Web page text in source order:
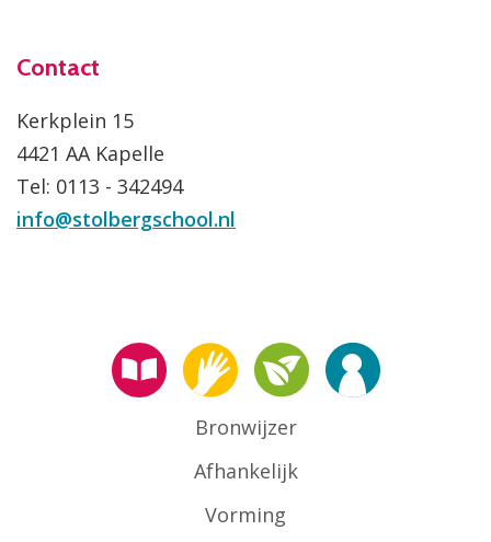
Contact
Kerkplein 15
4421 AA Kapelle
Tel: 0113 - 342494
info@stolbergschool.nl
Bronwijzer
Afhankelijk
Vorming